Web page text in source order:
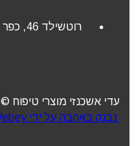
רוטשילד 46, כפר סבא
עדי אשכנזי מוצרי טיפוח ©2025 כל הזכויות שמורות
נבנה באהבה על ידי Omri Salhov & Webey